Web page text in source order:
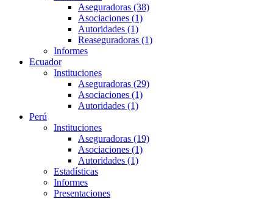
Aseguradoras (38)
Asociaciones (1)
Autoridades (1)
Reaseguradoras (1)
Informes
Ecuador
Instituciones
Aseguradoras (29)
Asociaciones (1)
Autoridades (1)
Perú
Instituciones
Aseguradoras (19)
Asociaciones (1)
Autoridades (1)
Estadísticas
Informes
Presentaciones